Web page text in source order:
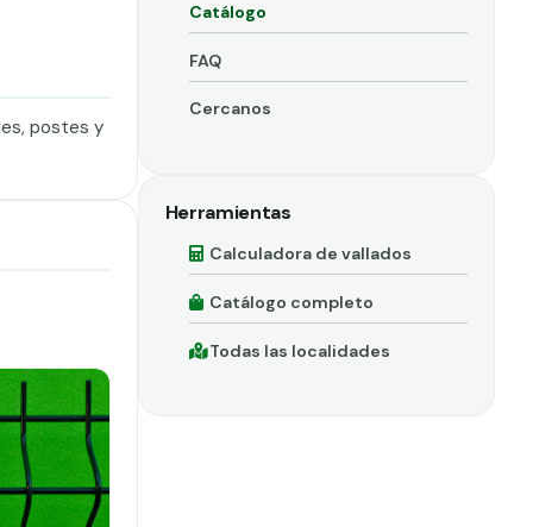
postes y
Catálogo
FAQ
Cercanos
Herramientas
Calculadora de vallados
Catálogo completo
Todas las localidades